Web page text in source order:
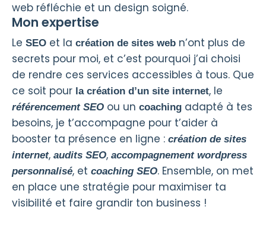
web réfléchie et un design soigné.
Mon expertise
Le SEO et la création de sites web n’ont plus de
secrets pour moi, et c’est pourquoi j’ai choisi
de rendre ces services accessibles à tous. Que
ce soit pour la création d’un site internet, le
référencement SEO ou un coaching adapté à tes
besoins, je t’accompagne pour t’aider à
booster ta présence en ligne : création de sites
internet, audits SEO, accompagnement wordpress
personnalisé, et coaching SEO. Ensemble, on met
en place une stratégie pour maximiser ta
visibilité et faire grandir ton business !